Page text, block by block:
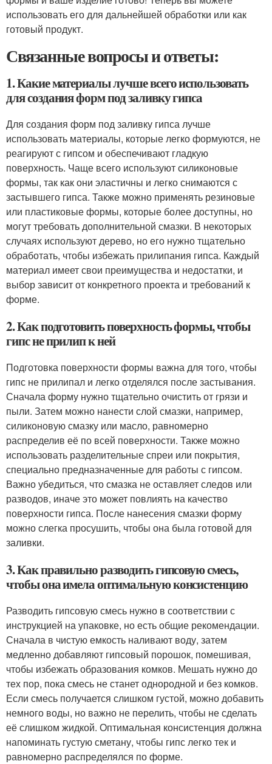
использовать его для дальнейшей обработки или как
готовый продукт.
Связанные вопросы и ответы:
1. Какие материалы лучше всего использовать
для создания форм под заливку гипса
Для создания форм под заливку гипса лучше
использовать материалы, которые легко формуются, не
реагируют с гипсом и обеспечивают гладкую
поверхность. Чаще всего используют силиконовые
формы, так как они эластичны и легко снимаются с
застывшего гипса. Также можно применять резиновые
или пластиковые формы, которые более доступны, но
могут требовать дополнительной смазки. В некоторых
случаях используют дерево, но его нужно тщательно
обработать, чтобы избежать прилипания гипса. Каждый
материал имеет свои преимущества и недостатки, и
выбор зависит от конкретного проекта и требований к
форме.
2. Как подготовить поверхность формы, чтобы
гипс не прилип к ней
Подготовка поверхности формы важна для того, чтобы
гипс не прилипал и легко отделялся после застывания.
Сначала форму нужно тщательно очистить от грязи и
пыли. Затем можно нанести слой смазки, например,
силиконовую смазку или масло, равномерно
распределив её по всей поверхности. Также можно
использовать разделительные спреи или покрытия,
специально предназначенные для работы с гипсом.
Важно убедиться, что смазка не оставляет следов или
разводов, иначе это может повлиять на качество
поверхности гипса. После нанесения смазки форму
можно слегка просушить, чтобы она была готовой для
заливки.
3. Как правильно разводить гипсовую смесь,
чтобы она имела оптимальную консистенцию
Разводить гипсовую смесь нужно в соответствии с
инструкцией на упаковке, но есть общие рекомендации.
Сначала в чистую емкость наливают воду, затем
медленно добавляют гипсовый порошок, помешивая,
чтобы избежать образования комков. Мешать нужно до
тех пор, пока смесь не станет однородной и без комков.
Если смесь получается слишком густой, можно добавить
немного воды, но важно не перелить, чтобы не сделать
её слишком жидкой. Оптимальная консистенция должна
напоминать густую сметану, чтобы гипс легко тек и
равномерно распределялся по форме.